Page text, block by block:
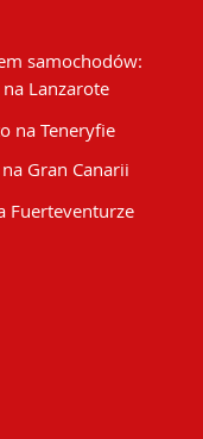
samochodów:
Lanzarote
na Teneryfie
Gran Canarii
Fuerteventurze